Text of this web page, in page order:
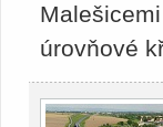
úrovňové